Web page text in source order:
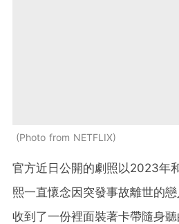
Photo from NETFLIX
官方近日公開的劇照以2023年
熙一直懷念因突發事故離世的
收到了一份裡面裝著卡帶隨身